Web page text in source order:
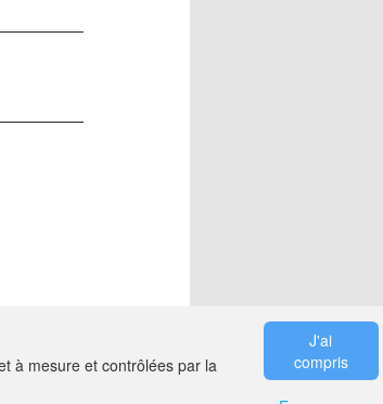
à mesure et contrôlées par la
J'ai
compris